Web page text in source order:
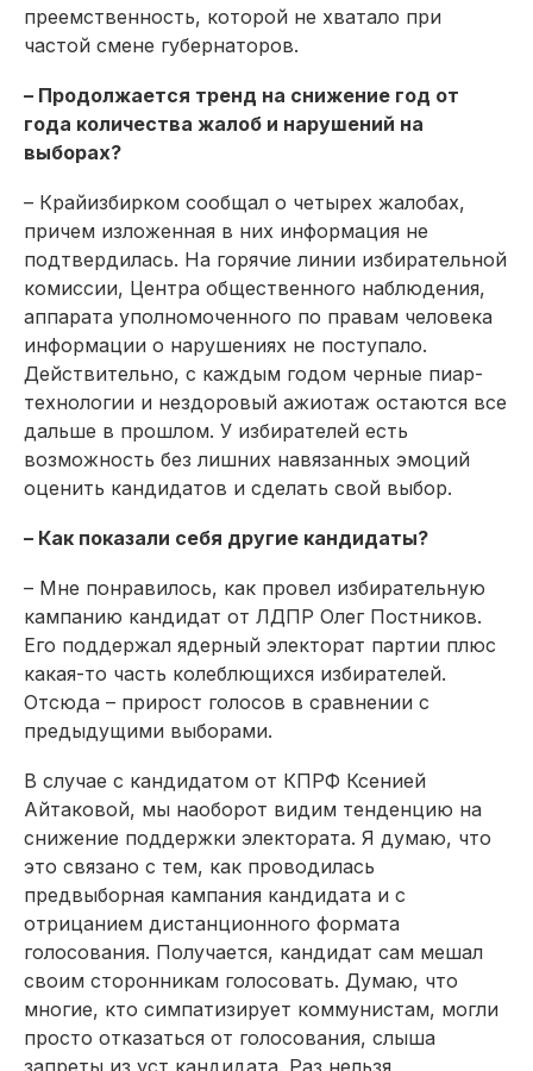
преемственность, которой не хватало при
частой смене губернаторов.
– Продолжается тренд на снижение год от
года количества жалоб и нарушений на
выборах?
– Крайизбирком сообщал о четырех жалобах,
причем изложенная в них информация не
подтвердилась. На горячие линии избирательной
комиссии, Центра общественного наблюдения,
аппарата уполномоченного по правам человека
информации о нарушениях не поступало.
Действительно, с каждым годом черные пиар-
технологии и нездоровый ажиотаж остаются все
дальше в прошлом. У избирателей есть
возможность без лишних навязанных эмоций
оценить кандидатов и сделать свой выбор.
– Как показали себя другие кандидаты?
– Мне понравилось, как провел избирательную
кампанию кандидат от ЛДПР Олег Постников.
Его поддержал ядерный электорат партии плюс
какая-то часть колеблющихся избирателей.
Отсюда – прирост голосов в сравнении с
предыдущими выборами.
В случае с кандидатом от КПРФ Ксенией
Айтаковой, мы наоборот видим тенденцию на
снижение поддержки электората. Я думаю, что
это связано с тем, как проводилась
предвыборная кампания кандидата и с
отрицанием дистанционного формата
голосования. Получается, кандидат сам мешал
своим сторонникам голосовать. Думаю, что
многие, кто симпатизирует коммунистам, могли
просто отказаться от голосования, слыша
запреты из уст кандидата. Раз нельзя